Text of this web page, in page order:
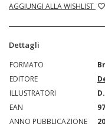
AGGIUNGI ALLA WISHLIST
Dettagli
FORMATO
EDITORE
ILLUSTRATORI
EAN
ANNO PUBBLICAZIONE